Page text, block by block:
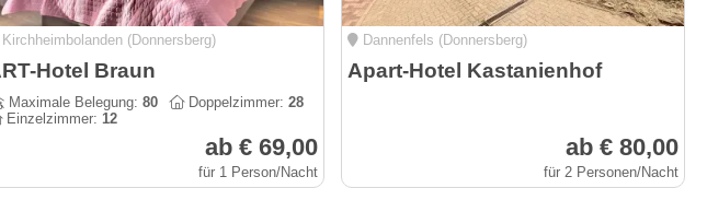
(Donnersberg)
Hotel Braun
Maximale Belegung: 80 Doppelzimmer: 28
Einzelzimmer: 12
ab € 69,00
für 1 Person/Nacht
Dannenfels (Donnersberg)
Apart-Hotel Kastanienhof
ab € 80,00
für 2 Personen/Nacht